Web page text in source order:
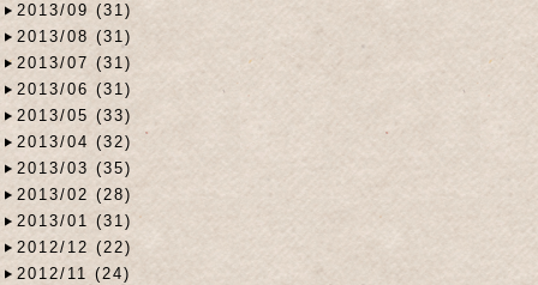
2013/09 (31)
2013/08 (31)
2013/07 (31)
2013/06 (31)
2013/05 (33)
2013/04 (32)
2013/03 (35)
2013/02 (28)
2013/01 (31)
2012/12 (22)
2012/11 (24)